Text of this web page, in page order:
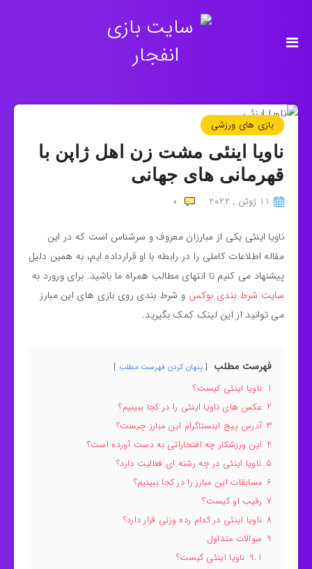
بازی های ورزشی
ناویا اینئی مشت زن اهل ژاپن با
قهرمانی های جهانی
11 ژوئن , 2022 0
ناویا اینئی یکی از مبارزان معروف و سرشناس است که در این
مقاله اطلاعات کاملی را در رابطه با او قرارداده ایم، به همین دلیل
پیشنهاد می کنیم تا انتهای مطالب همراه ما باشید. برای ورورد به
سایت شرط بندی بوکس و شرط بندی روی بازی های این مبارز
می توانید از این لینک کمک بگیرید.
فهرست مطلب پنهان کردن فهرست مطلب
1 ناویا اینئی کیست؟
2 عکس های ناویا اینئی را در کجا ببینیم؟
3 آدرس پیج اینستاگرام این مبارز چیست؟
4 این ورزشکار چه افتخاراتی به دست آورده است؟
5 ناویا اینئی در چه رشته ای فعالیت دارد؟
6 مسابقات این مبارز را در کجا ببینیم؟
7 رقیب او کیست؟
8 ناویا اینئی در کدام رده وزنی قرار دارد؟
9 سوالات متداول
9.1 ناویا اینئی کیست؟